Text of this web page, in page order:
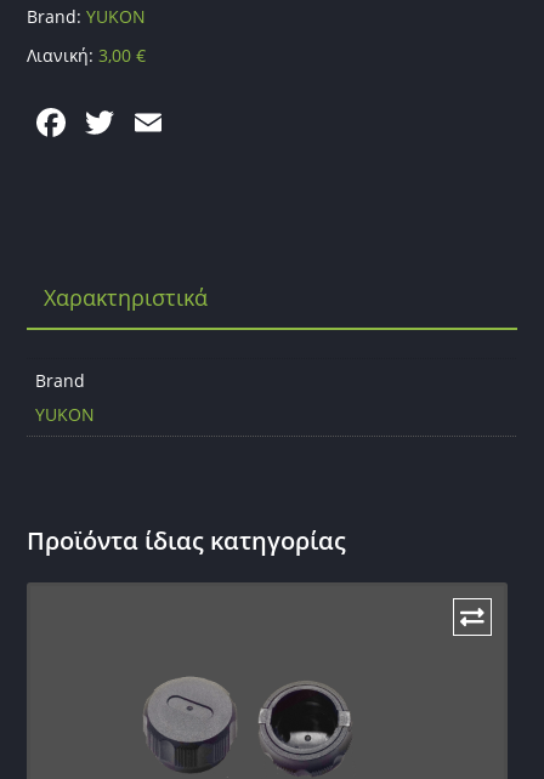
Brand:YUKON
Λιανική:3,00€
F
o
k
T
Χαρακτηριστικά
Brand
YUKON
Προϊόντα ίδιας κατηγορίας